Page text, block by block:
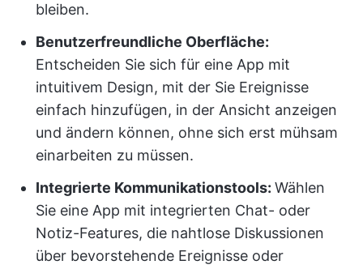
bleiben.
Benutzerfreundliche Oberfläche:
Entscheiden Sie sich für eine App mit
intuitivem Design, mit der Sie Ereignisse
einfach hinzufügen, in der Ansicht anzeigen
und ändern können, ohne sich erst mühsam
einarbeiten zu müssen.
Integrierte Kommunikationstools: Wählen
Sie eine App mit integrierten Chat- oder
Notiz-Features, die nahtlose Diskussionen
über bevorstehende Ereignisse oder